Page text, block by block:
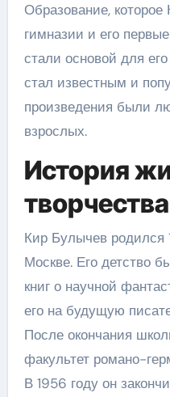
Образование,
гимназии и его
стали основой для
стал известным и
произведения были
взрослых.
История
творчества
Кир Булычев родился
Москве. Его детство
книг о научной
его на будущую
После окончания
факультет романо-
В 1956 году он